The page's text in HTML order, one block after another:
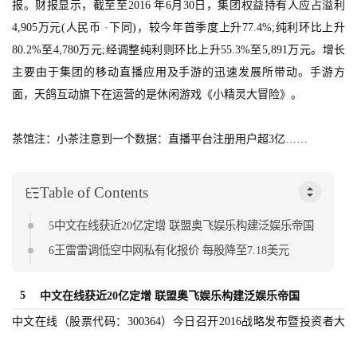
茶
原
游
报。财报显示，截至至2016 年6月30日，集团权益持有人应占溢利
4,905万元(人民币 ·下同)，较今年首季度上升77.4%;纯利环比上升
80.2%至4,780万元;经调整纯利则环比上升55.3%至5,891万元。增长
主要由于集团的移动直播应用及手游的迅速发展所带动。手游方
面，天鸽互动旗下在运营的是休闲游戏《小精灵大冒险》。
茶馆注：小茶注意到一个数据：直播平台注册用户超3亿……
Table of Contents
5中文在线获近20亿定增 联盟奥飞娱乐构建泛娱乐帝国
6王雷雷调低空中网私有化报价 每股降至7.18美元
5 中文在线获近20亿定增 联盟奥飞娱乐构建泛娱乐帝国
中文在线（股票代码：300364）今日召开2016战略发布暨投资者大